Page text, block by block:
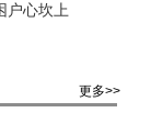
户心坎上
更多>>